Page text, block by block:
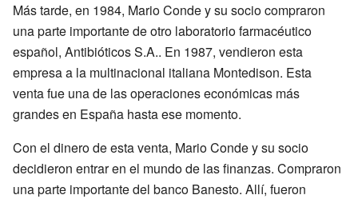
Más tarde, en 1984, Mario Conde y su socio compraron
una parte importante de otro laboratorio farmacéutico
español, Antibióticos S.A.. En 1987, vendieron esta
empresa a la multinacional italiana Montedison. Esta
venta fue una de las operaciones económicas más
grandes en España hasta ese momento.
Con el dinero de esta venta, Mario Conde y su socio
decidieron entrar en el mundo de las finanzas. Compraron
una parte importante del banco Banesto. Allí, fueron